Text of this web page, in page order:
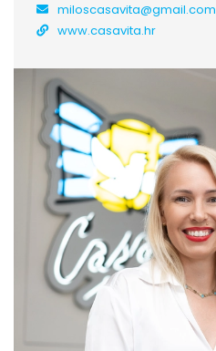
miloscasavita@gmail.com
www.casavita.hr